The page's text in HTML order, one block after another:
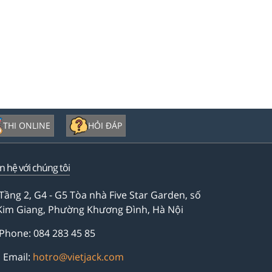
THI ONLINE HỎI ĐÁP
hệ với chúng tôi
2, G4 - G5 Tòa nhà Five Star Garden, số
Giang, Phường Khương Đình, Hà Nội
084 283 45 85
Email: hotro@vietjack.com